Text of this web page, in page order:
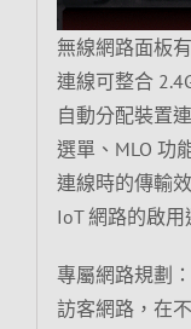
無線網路面板
連線可整合
自動分配裝置
選單、MLO 功
連線時的傳輸
IoT 網路的啟用
專屬網路規劃
訪客網路，在